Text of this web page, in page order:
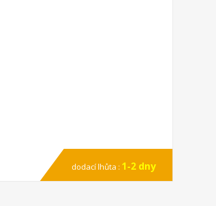
dodací lhůta : 1-2 dny